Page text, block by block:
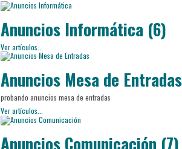
Anuncios Informática (6)
Ver artículos...
Anuncios Mesa de
probando anuncios mesa de entradas
Ver artículos...
Anuncios Comunicación (7)